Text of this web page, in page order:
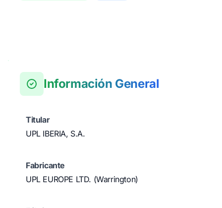
Información General
Titular
UPL IBERIA, S.A.
Fabricante
UPL EUROPE LTD. (Warrington)